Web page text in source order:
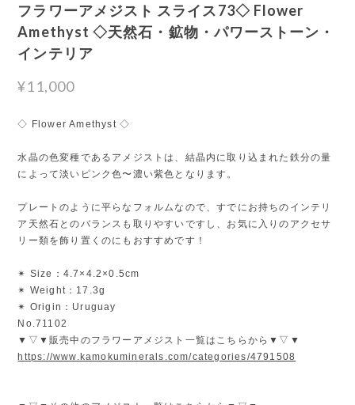
フラワーアメジスト スライス73◇ Flower
Amethyst ◇天然石・鉱物・パワーストーン・
インテリア
¥11,000
◇ Flower Amethyst ◇
水晶の色変種であるアメジストは、結晶内に取り込まれた鉄分の量
によって淡いピンク色〜濃い紫色となります。
プレートのように平らなフォルムなので、すでにお持ちのインテリ
ア天然石とのバランスも取りやすいですし、お気に入りのアクセサ
リー類を飾り置くのにもおすすめです！
✴︎ Size：4.7×4.2×0.5cm
✴︎ Weight：17.3g
✴︎ Origin：Uruguay
No.71102
▼▽▼販売中のフラワーアメジスト一覧はこちらから▼▽▼
https://www.kamokuminerals.com/categories/4791508